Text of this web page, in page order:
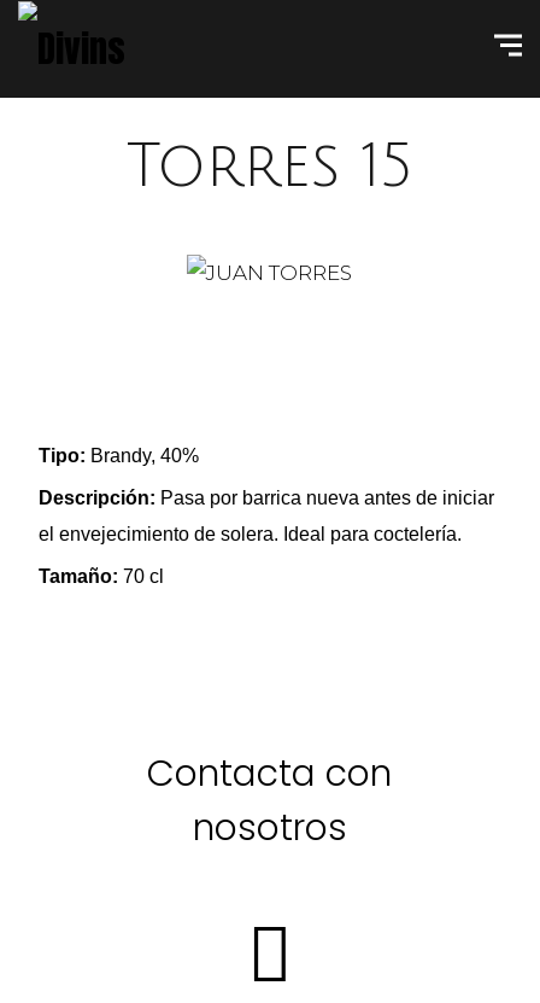
Torres 15
Tipo: Brandy, 40%
Descripción: Pasa por barrica nueva antes de iniciar
el envejecimiento de solera. Ideal para coctelería.
Tamaño:70 cl
Contacta con
nosotros